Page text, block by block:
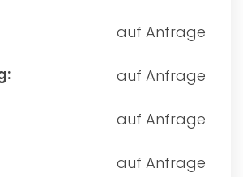
auf Anfrage
auf Anfrage
auf Anfrage
auf Anfrage